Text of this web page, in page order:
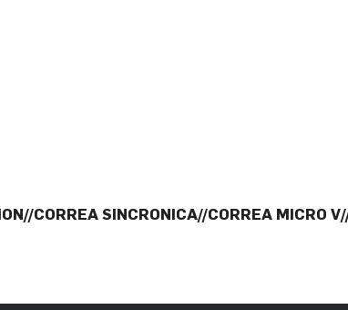
CORREA SINCRONICA//CORREA MICRO